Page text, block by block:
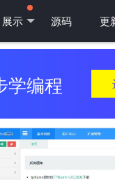
示 源码 更
学编程